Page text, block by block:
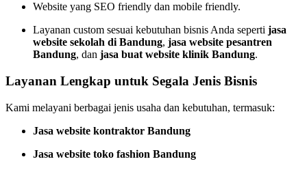
Website yang SEO friendly dan mobile friendly.
Layanan custom sesuai kebutuhan bisnis Anda seperti jasa
website sekolah di Bandung, jasa website pesantren
Bandung, dan jasa buat website klinik Bandung.
Layanan Lengkap untuk Segala Jenis Bisnis
Kami melayani berbagai jenis usaha dan kebutuhan, termasuk:
Jasa website kontraktor Bandung
Jasa website toko fashion Bandung